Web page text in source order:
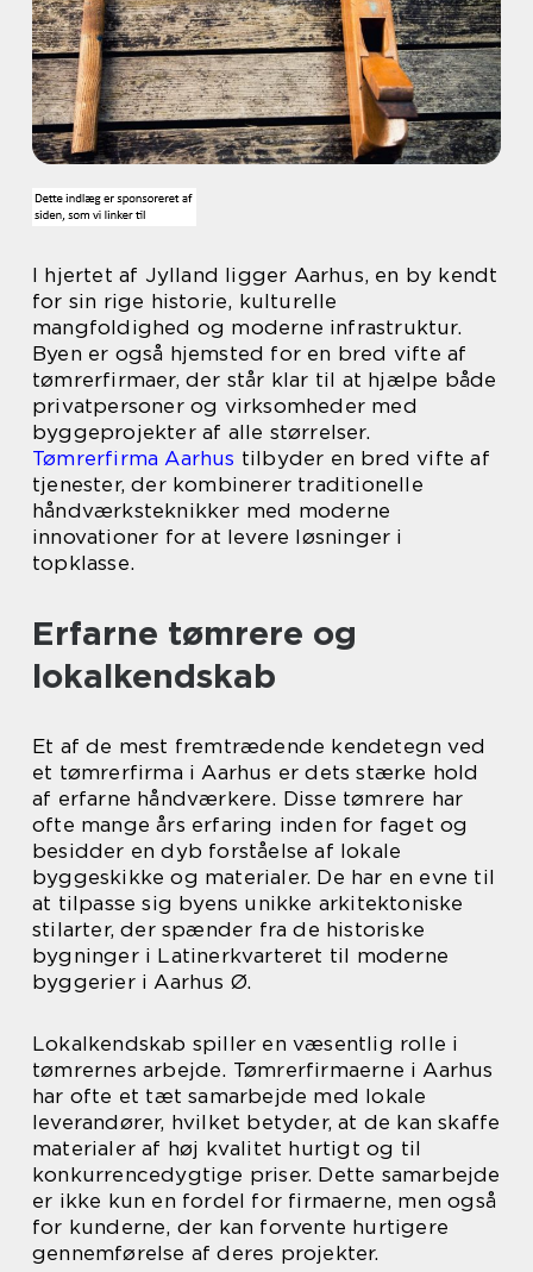
I hjertet af Jylland ligger Aarhus, en by kendt
for sin rige historie, kulturelle
mangfoldighed og moderne infrastruktur.
Byen er også hjemsted for en bred vifte af
tømrerfirmaer, der står klar til at hjælpe både
privatpersoner og virksomheder med
byggeprojekter af alle størrelser.
Tømrerfirma Aarhus tilbyder en bred vifte af
tjenester, der kombinerer traditionelle
håndværksteknikker med moderne
innovationer for at levere løsninger i
topklasse.
Erfarne tømrere og
lokalkendskab
Et af de mest fremtrædende kendetegn ved
et tømrerfirma i Aarhus er dets stærke hold
af erfarne håndværkere. Disse tømrere har
ofte mange års erfaring inden for faget og
besidder en dyb forståelse af lokale
byggeskikke og materialer. De har en evne til
at tilpasse sig byens unikke arkitektoniske
stilarter, der spænder fra de historiske
bygninger i Latinerkvarteret til moderne
byggerier i Aarhus Ø.
Lokalkendskab spiller en væsentlig rolle i
tømrernes arbejde. Tømrerfirmaerne i Aarhus
har ofte et tæt samarbejde med lokale
leverandører, hvilket betyder, at de kan skaffe
materialer af høj kvalitet hurtigt og til
konkurrencedygtige priser. Dette samarbejde
er ikke kun en fordel for firmaerne, men også
for kunderne, der kan forvente hurtigere
gennemførelse af deres projekter.